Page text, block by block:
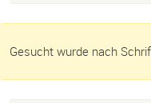
Gesucht wurde nach